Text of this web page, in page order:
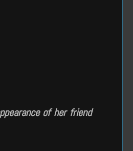
of her friend